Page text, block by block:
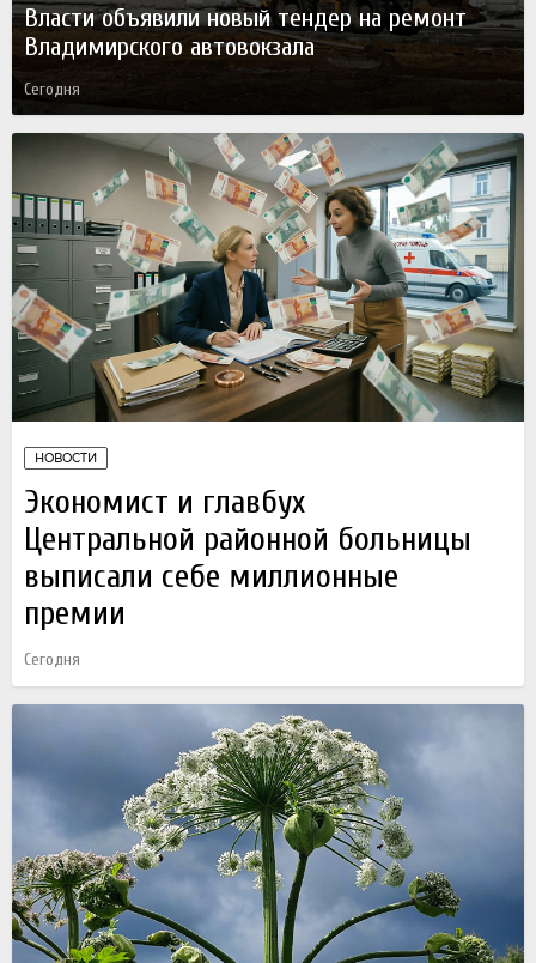
Власти объявили новый тендер на ремонт
Владимирского автовокзала
Сегодня
НОВОСТИ
Экономист и главбух
Центральной районной больницы
выписали себе миллионные
премии
Сегодня